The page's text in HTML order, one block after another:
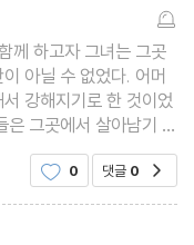
께 하고자 그녀는 그곳
아닐 수 없었다. 어머
강해지기로 한 것이었
그곳에서 살아남기 위
아 남아야 한다. 어쩌면
0 댓글 0